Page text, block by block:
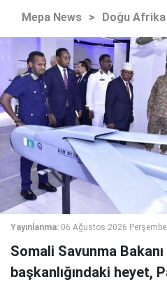
Mepa News > Doğu Afrika
Yayınlanma: 06 Ağustos 2026
Somali Savunma
başkanlığındaki heyet,